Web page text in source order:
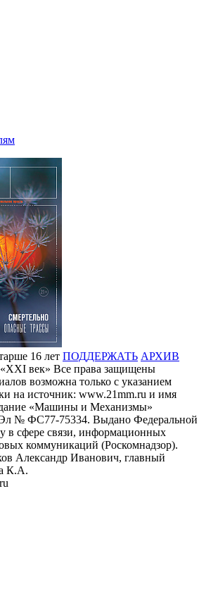
ПОДДЕРЖАТЬ АРХИВ
век» Все права защищены
возможна только с указанием
на источник: www.21mm.ru и имя
«Машины и Механизмы»
Эл № ФС77-75334. Выдано Федеральной
в сфере связи, информационных
коммуникаций (Роскомнадзор).
Александр Иванович, главный
К.А.